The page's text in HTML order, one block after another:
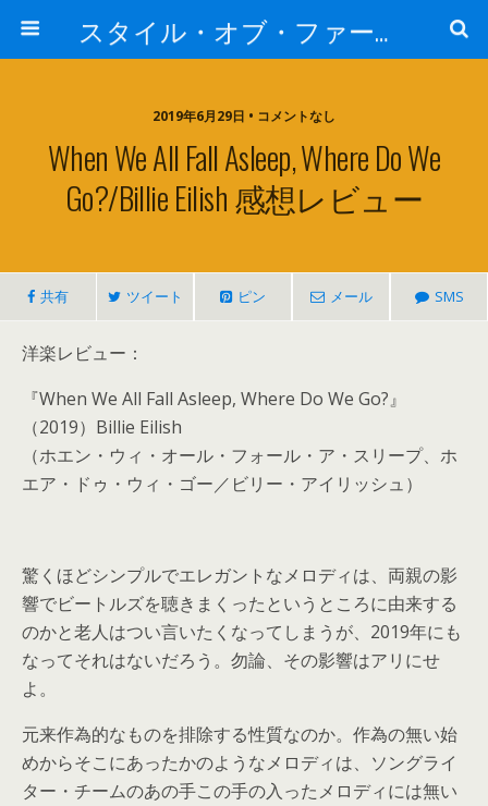
スタイル・オブ・ファー・イースト
2019年6月29日 • コメントなし
When We All Fall Asleep, Where Do We
Go?/Billie Eilish 感想レビュー
共有 ツイート ピン メール SMS
洋楽レビュー：
『When We All Fall Asleep, Where Do We Go?』
（2019）Billie Eilish
（ホエン・ウィ・オール・フォール・ア・スリープ、ホ
エア・ドゥ・ウィ・ゴー／ビリー・アイリッシュ）
驚くほどシンプルでエレガントなメロディは、両親の影
響でビートルズを聴きまくったというところに由来する
のかと老人はつい言いたくなってしまうが、2019年にも
なってそれはないだろう。勿論、その影響はアリにせ
よ。
元来作為的なものを排除する性質なのか。作為の無い始
めからそこにあったかのようなメロディは、ソングライ
ター・チームのあの手この手の入ったメロディには無い